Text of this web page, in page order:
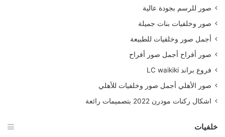
صور للرسم بجودة عالية
صور وخلفيات بنات جميلة
أجمل صور وخلفيات للطبيعة
صور أفراح أجمل صور أفراح
فروع براند LC waikiki
صور الأهلي أجمل صور وخلفيات للأهلي
اشكال ركنات مودرن 2022 بتصميمات رائعة
خلفيات